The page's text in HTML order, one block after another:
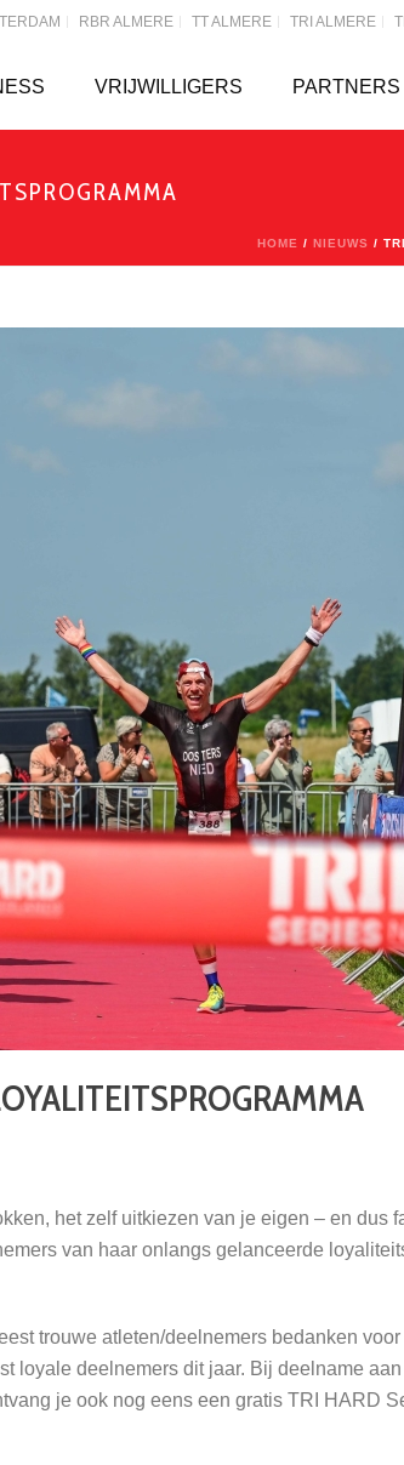
RBR ALMERE TT ALMERE TRI ALMERE
VRIJWILLIGERS PARTNERS
HOME / NIEUWS /
het zelf uitkiezen van je eigen – en dus
van haar onlangs gelanceerde
trouwe atleten/deelnemers bedanken
loyale deelnemers dit jaar. Bij deelname
je ook nog eens een gratis TRI HARD